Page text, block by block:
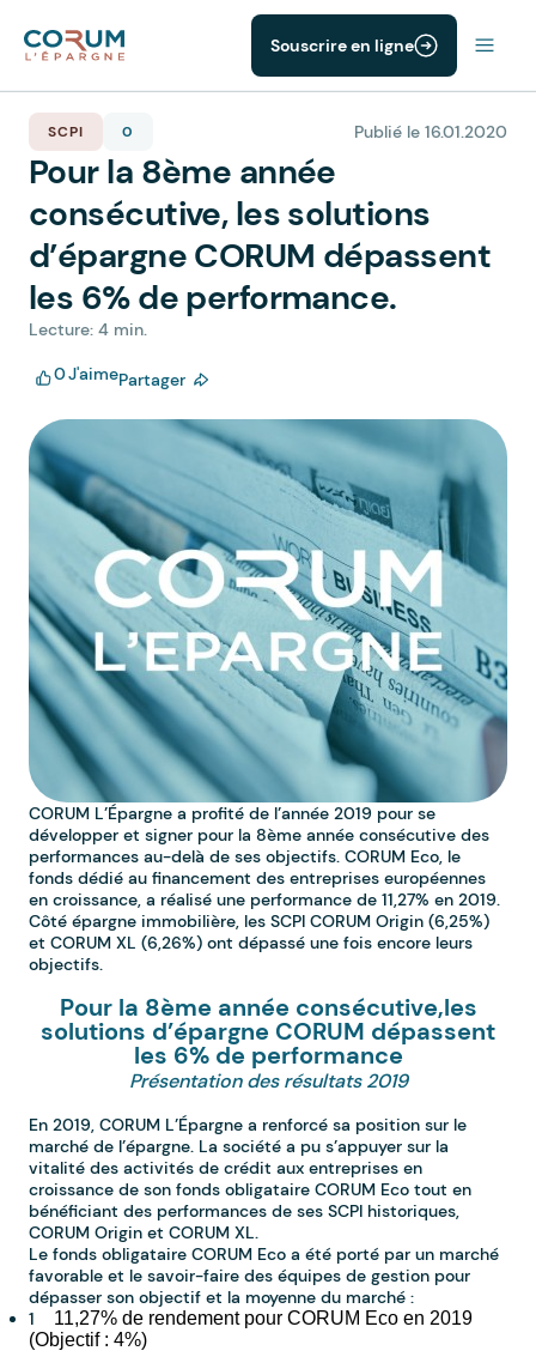
Souscrire en ligne
SCPI 0 Publié le 16.01.2020
Pour la 8ème année
consécutive, les solutions
d’épargne CORUM dépassent
les 6% de performance.
Lecture: 4 min.
0J'aimePartager
CORUM L’Épargne a profité de l’année 2019 pour se
développer et signer pour la 8ème année consécutive des
performances au-delà de ses objectifs. CORUM Eco, le
fonds dédié au financement des entreprises européennes
en croissance, a réalisé une performance de 11,27% en 2019.
Côté épargne immobilière, les SCPI CORUM Origin (6,25%)
et CORUM XL (6,26%) ont dépassé une fois encore leurs
objectifs.
Pour la 8ème année consécutive,les
solutions d’épargne CORUM dépassent
les 6% de performance
Présentation des résultats 2019
En 2019, CORUM L’Épargne a renforcé sa position sur le
marché de l’épargne. La société a pu s’appuyer sur la
vitalité des activités de crédit aux entreprises en
croissance de son fonds obligataire CORUM Eco tout en
bénéficiant des performances de ses SCPI historiques,
CORUM Origin et CORUM XL.
Le fonds obligataire CORUM Eco a été porté par un marché
favorable et le savoir-faire des équipes de gestion pour
dépasser son objectif et la moyenne du marché :
11,27% de rendement pour CORUM Eco en 2019
(Objectif : 4%)